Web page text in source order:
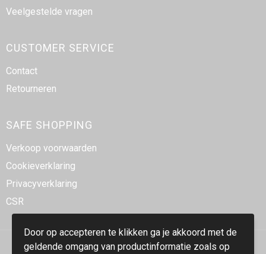
Veelgestelde vragen
CUSTOMER SERVICE
Contact
Retourneren
SAFE SHOPPING
Verkoop voorwaarden
Cookieverklaring
Privacyverklaring
CSR
Door op accepteren te klikken ga je akkoord met de
geldende omgang van productinformatie zoals op